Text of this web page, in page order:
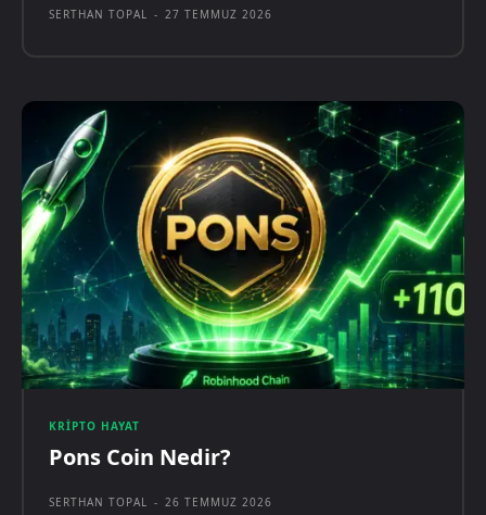
SERTHAN TOPAL - 27 TEMMUZ 2026
KRIPTO HAYAT
Pons Coin Nedir?
SERTHAN TOPAL - 26 TEMMUZ 2026